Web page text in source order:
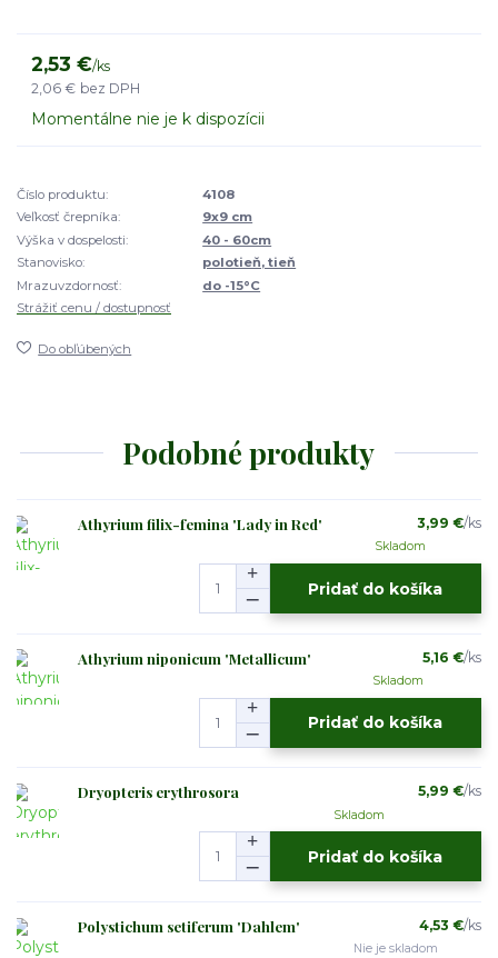
2,53 €/ks
2,06 € bez DPH
Momentálne nie je k dispozícii
Číslo produktu:
4108
Veľkosť črepníka:
9x9 cm
Výška v dospelosti:
40 - 60cm
Stanovisko:
polotieň, tieň
Mrazuvzdornosť:
do -15°C
Strážiť cenu / dostupnosť
Do obľúbených
Podobné produkty
Athyrium filix-femina 'Lady in Red' 3,99 €/ks
Skladom
Pridať do košíka
Athyrium niponicum 'Metallicum' 5,16 €/ks
Skladom
Pridať do košíka
Dryopteris erythrosora 5,99 €/ks
Skladom
Pridať do košíka
Polystichum setiferum 'Dahlem' 4,53 €/ks
Nie je skladom